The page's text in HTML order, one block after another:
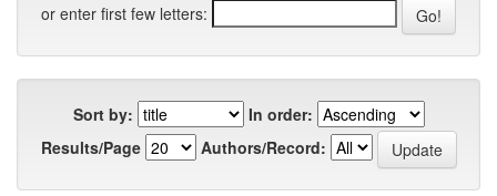
or enter first few letters:
Sort by:
In order:
Results/Page
Authors/Record: